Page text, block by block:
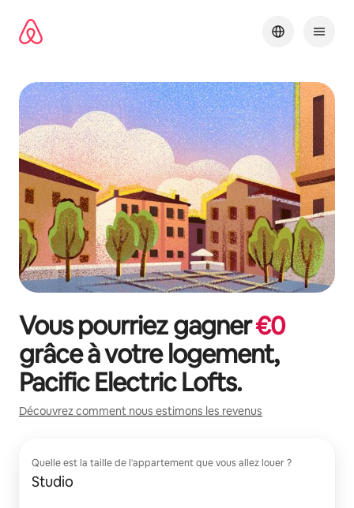
directement
Vous pourriez gagner€0
grâce à votre logement,
Pacific Electric Lofts.
Découvrez comment nous estimons les revenus
Quelle est la taille de l'appartement que vous allez louer ?
Studio